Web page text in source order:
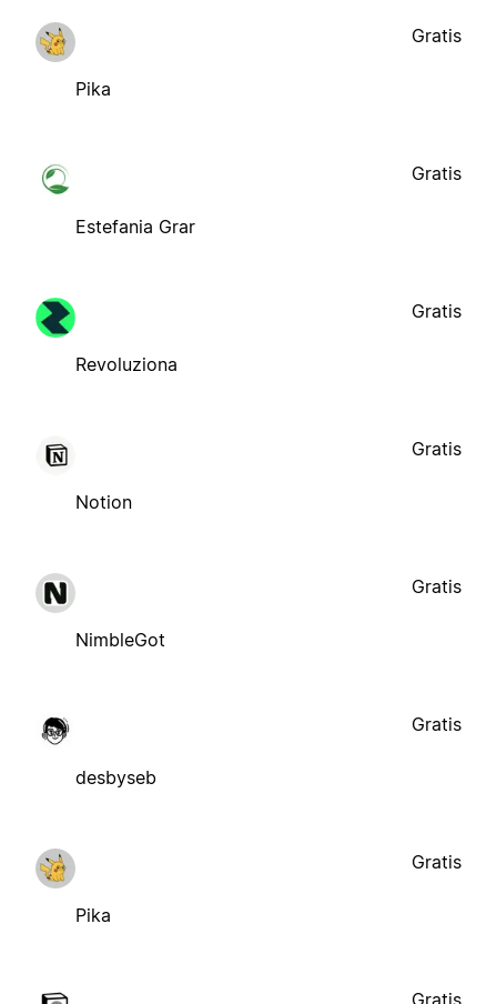
Pika
Gratis
Estefania Grar
Gratis
Revoluziona
Gratis
Notion
Gratis
NimbleGot
Gratis
desbyseb
Gratis
Pika
Gratis